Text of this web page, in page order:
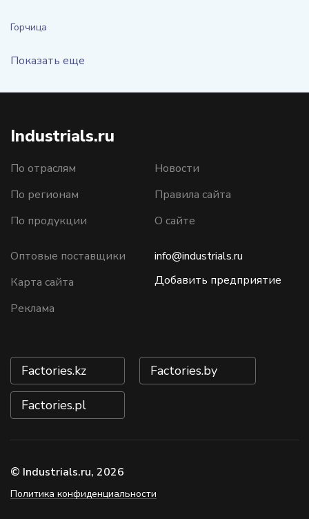
Горчица
Показать еще
Industrials.ru
По отраслям
По регионам
По продукции
Новости
Правила сайта
О сайте
Оптовые поставщики
Карта сайта
Реклама
info@industrials.ru
Добавить предприятие
Factories.kz Factories.by
Factories.pl
© Industrials.ru, 2026
Политика конфиденциальности